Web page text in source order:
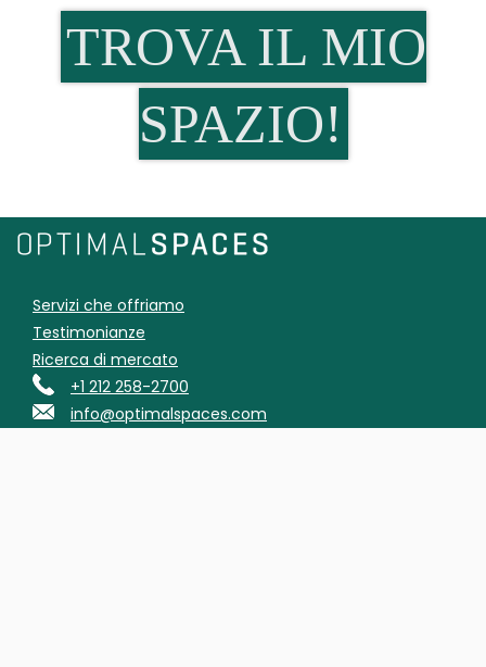
TROVA IL MIO
SPAZIO!
Servizi che offriamo
Testimonianze
Ricerca di mercato
+1 212 258-2700
info@optimalspaces.com